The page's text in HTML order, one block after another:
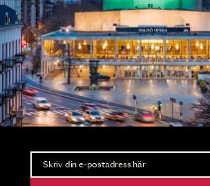
Nyhetsbrev
Ta del av förhandsinformation